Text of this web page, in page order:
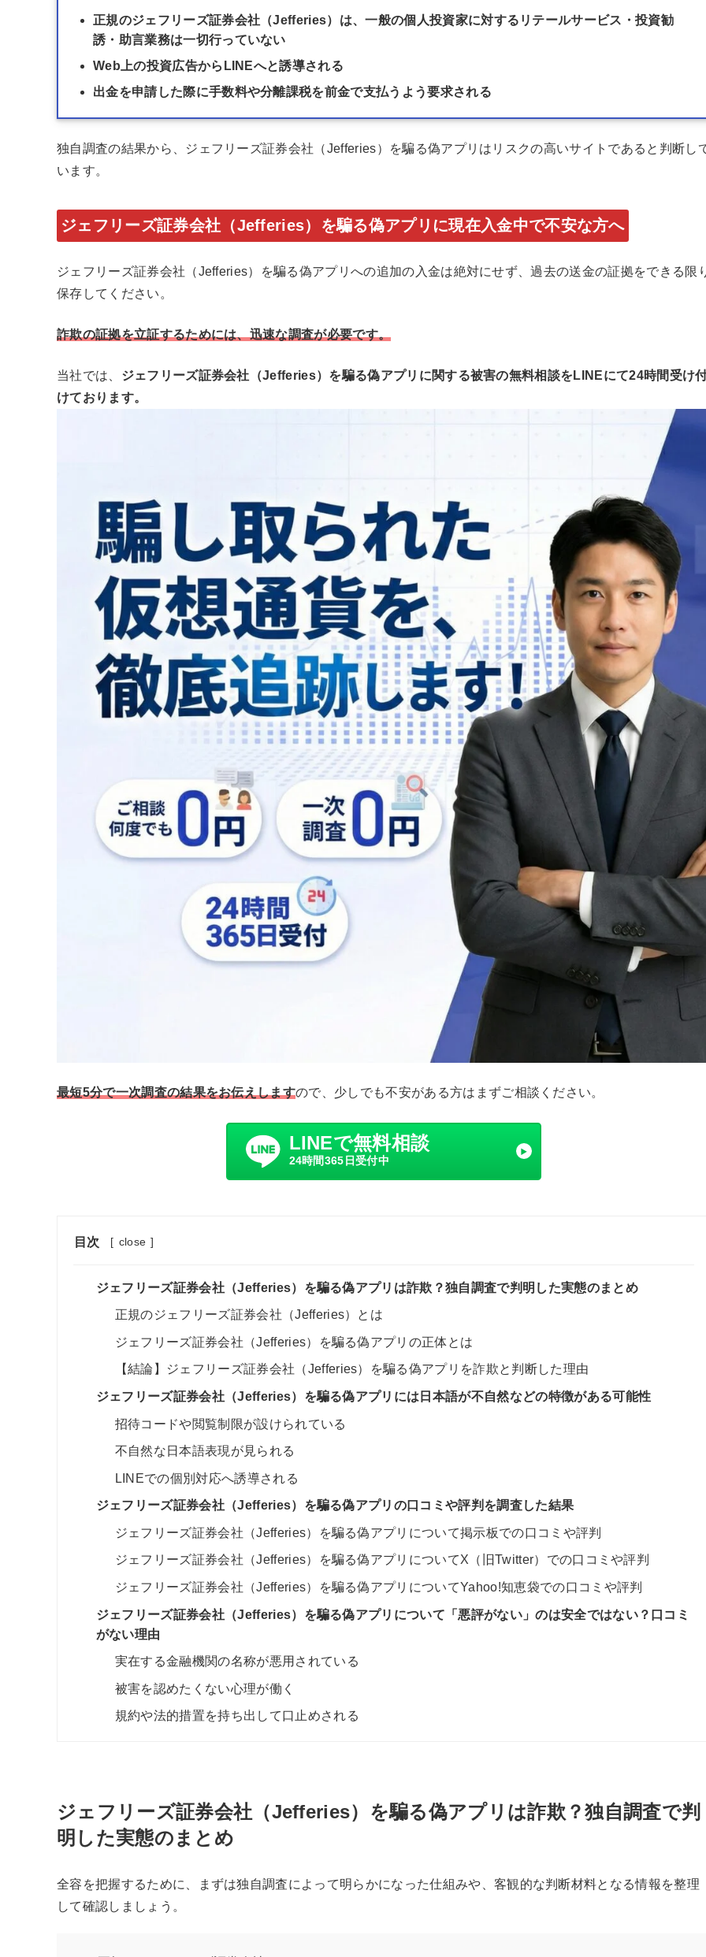
正規のジェフリーズ証券会社（Jefferies）は、一般の個人投資家に対するリテールサービス・投資勧
誘・助言業務は一切行っていない
Web上の投資広告からLINEへと誘導される
出金を申請した際に手数料や分離課税を前金で支払うよう要求される
独自調査の結果から、ジェフリーズ証券会社（Jefferies）を騙る偽アプリはリスクの高いサイトであると判断し
います。
ジェフリーズ証券会社（Jefferies）を騙る偽アプリに現在入金中で不安な方へ
ジェフリーズ証券会社（Jefferies）を騙る偽アプリへの追加の入金は絶対にせず、過去の送金の証拠をできる限
保存してください。
詐欺の証拠を立証するためには、迅速な調査が必要です。
当社では、 ジェフリーズ証券会社（Jefferies）を騙る偽アプリに関する被害の無料相談をLINEにて24時間受け
けております。
最短5分で一次調査の結果をお伝えしますので、少しでも不安がある方はまずご相談ください。
LINEで無料相談
24時間365日受付中
目次 [ close ]
ジェフリーズ証券会社（Jefferies）を騙る偽アプリは詐欺？独自調査で判明した実態のまとめ
正規のジェフリーズ証券会社（Jefferies）とは
ジェフリーズ証券会社（Jefferies）を騙る偽アプリの正体とは
【結論】ジェフリーズ証券会社（Jefferies）を騙る偽アプリを詐欺と判断した理由
ジェフリーズ証券会社（Jefferies）を騙る偽アプリには日本語が不自然などの特徴がある可能性
招待コードや閲覧制限が設けられている
不自然な日本語表現が見られる
LINEでの個別対応へ誘導される
ジェフリーズ証券会社（Jefferies）を騙る偽アプリの口コミや評判を調査した結果
ジェフリーズ証券会社（Jefferies）を騙る偽アプリについて掲示板での口コミや評判
ジェフリーズ証券会社（Jefferies）を騙る偽アプリについてX（旧Twitter）での口コミや評判
ジェフリーズ証券会社（Jefferies）を騙る偽アプリについてYahoo!知恵袋での口コミや評判
ジェフリーズ証券会社（Jefferies）を騙る偽アプリについて「悪評がない」のは安全ではない？口コミ
がない理由
実在する金融機関の名称が悪用されている
被害を認めたくない心理が働く
規約や法的措置を持ち出して口止めされる
ジェフリーズ証券会社（Jefferies）を騙る偽アプリは詐欺？独自調査で判
明した実態のまとめ
全容を把握するために、まずは独自調査によって明らかになった仕組みや、客観的な判断材料となる情報を整理
して確認しましょう。